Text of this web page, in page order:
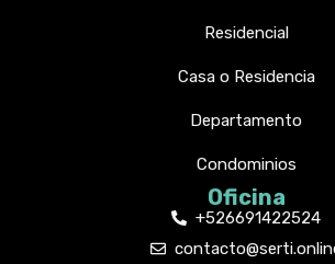
Residencial
Casa o Residencia
Departamento
Condominios
Oficina
+526691422524